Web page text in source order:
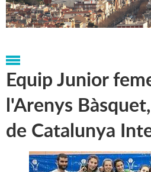
Portada > Notícies > Marcs >
esportius
Equip Junior
l'Arenys
de Catalunya